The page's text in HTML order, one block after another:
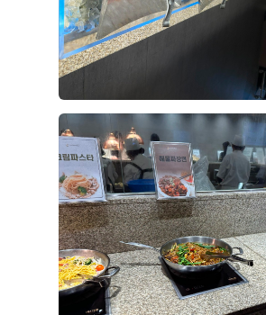
진행될 촬영과 본식까지 좋은 추억으
기대하고 있습니다. 결혼 준비를 어
지 고민하고 계신 예비부부라면 한
을 추천드리고 싶어요!
후기가 도움이 되었나요?
김민철, 김서윤 2026-08-04 10
영등포 위더스 웨딩홀 뷔페를 시식
로 만족도가 높았습니다. 가장 인상
너였는데, 대게와 새우, 홍합은 물론
한 회가 신선하게 준비되어 있었고
진열되어 있어 보기에도 좋았습니
있어 식감이 좋았고 비린내 없이 신
다 먹었습니다.
한식 코너도 다양하게 구성되어 있
더 보기